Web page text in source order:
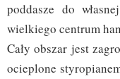
poddasze do
wielkiego centrum
Cały obszar jest
ocieplone